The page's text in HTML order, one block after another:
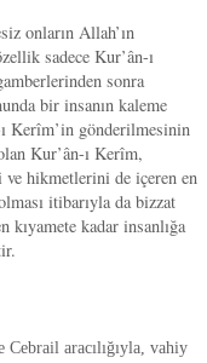
onların Allah’ın
sadece Kur’ân-ı
sonra
bir insanın kaleme
Kerîm’in gönderilmesinin
Kur’ân-ı Kerîm,
hikmetlerini de içeren en
itibarıyla da bizzat
kıyamete kadar insanlığa
aracılığıyla, vahiy